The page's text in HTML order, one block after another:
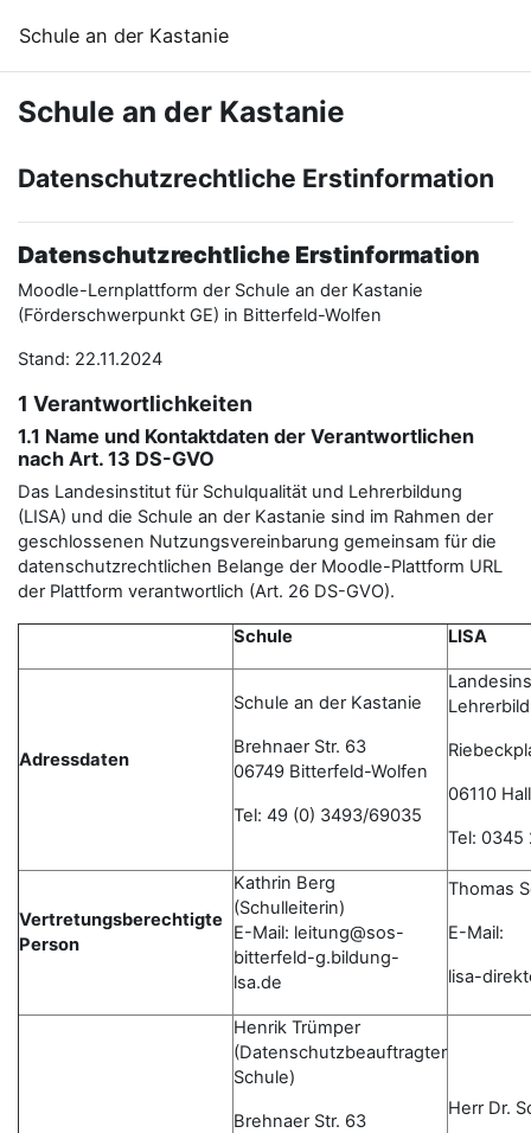
Schule an der Kastanie
Schule an der Kastanie
Datenschutzrechtliche Erstinformation
Datenschutzrechtliche Erstinformation
Moodle-Lernplattform der Schule an der Kastanie
(Förderschwerpunkt GE) in Bitterfeld-Wolfen
Stand: 22.11.2024
1 Verantwortlichkeiten
1.1 Name und Kontaktdaten der Verantwortlichen
nach Art. 13 DS-GVO
Das Landesinstitut für Schulqualität und Lehrerbildung
(LISA) und die Schule an der Kastanie sind im Rahmen der
geschlossenen Nutzungsvereinbarung gemeinsam für die
datenschutzrechtlichen Belange der Moodle-Plattform URL
der Plattform verantwortlich (Art. 26 DS-GVO).
Schule LISA
Adressdaten
Schule an der Kastanie
Brehnaer Str. 63
06749 Bitterfeld-Wolfen
Tel: 49 (0) 3493/69035
06110
Tel:
Vertretungsberechtigte
Person
Kathrin Berg
(Schulleiterin)
E-Mail: leitung@sos-
bitterfeld-g.bildung-
lsa.de
Thomas
E-Mail:
lisa-
Henrik Trümper
(Datenschutzbeauftragter
Schule)
Brehnaer Str. 63
Herr Dr.